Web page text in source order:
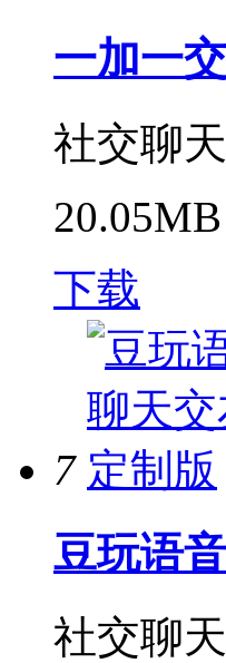
一加一
社交聊天
20.05MB
下载
7
豆玩语
社交聊天